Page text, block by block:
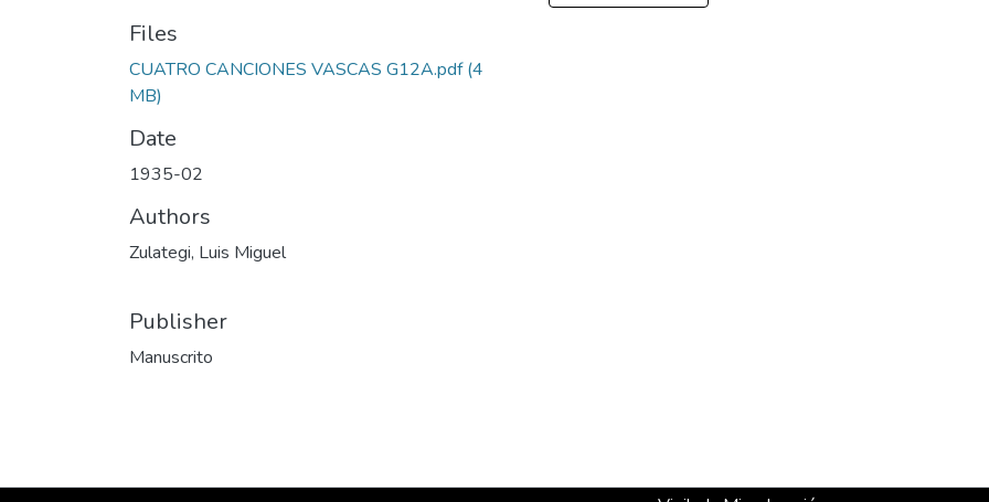
Files
CUATRO CANCIONES VASCAS G12A.pdf(4
MB)
Date
1935-02
Authors
Zulategi, Luis Miguel
Publisher
Manuscrito